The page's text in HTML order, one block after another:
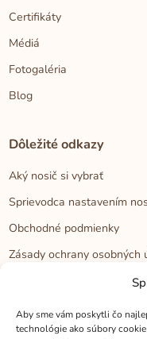
Aby sme vám poskytli čo
technológie ako súbory
Certifikáty
Médiá
Fotogaléria
Blog
Dôležité odkazy
Aký nosič si vybrať
Sprievodca nastavením
Obchodné podmienky
Zásady ochrany osobných